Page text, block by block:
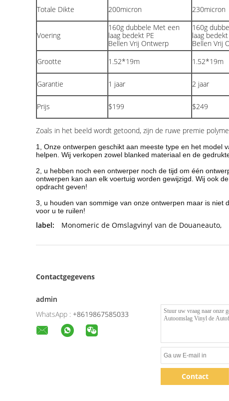
Totale Dikte 200micron 230micron
Voering
160g dubbele Met een
laag bedekt PE
Bellen Vrij Ontwerp
160g
laag bedekt
Bellen Vrij
Grootte
1.52*19m 1.52*19m
Garantie 1 jaar 2 jaar
Prijs $199 $249
Zoals in het beeld wordt getoond, zijn de ruwe premie
1, Onze ontwerpen geschikt aan meeste type en het model
helpen. Wij verkopen zowel blanked materiaal en de
2, u hebben noch een ontwerper noch de tijd om één
ontwerpen kan aan elk voertuig worden gewijzigd. Wij ook
opdracht geven!
3, u houden van sommige van onze ontwerpen maar is
voor u te ruilen!
label: Monomeric de Omslagvinyl van de Douaneauto,
Contactgegevens
admin
WhatsApp : +8619867585033
Contact